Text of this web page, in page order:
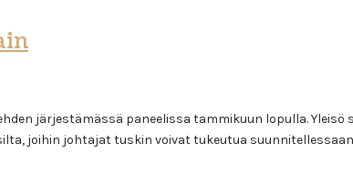
järjestämässä paneelissa tammikuun lopulla. Yleisö
joihin johtajat tuskin voivat tukeutua